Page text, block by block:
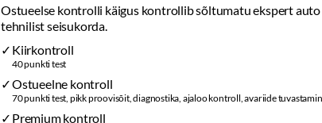
Ostueelse kontrolli käigus kontrollib sõltumatu ekspert auto
tehnilist seisukorda.
Kiirkontroll
40 punkti test
Ostueelne kontroll
70 punkti test, pikk proovisõit, diagnostika, ajaloo kontroll, avariide
Premium kontroll